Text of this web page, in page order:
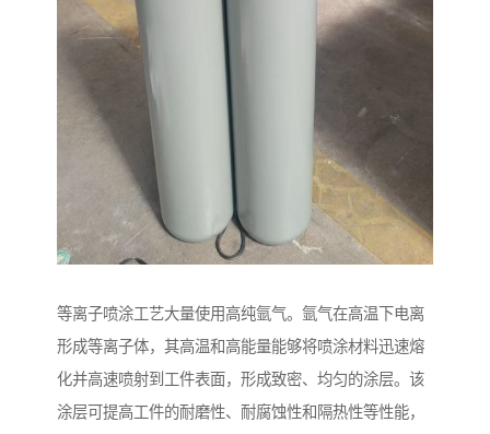
等离子喷涂工艺大量使用高纯氩气。氩气在高温下电离
形成等离子体，其高温和高能量能够将喷涂材料迅速熔
化并高速喷射到工件表面，形成致密、均匀的涂层。该
涂层可提高工件的耐磨性、耐腐蚀性和隔热性等性能，